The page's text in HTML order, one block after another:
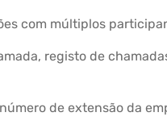
com múltiplos
registo de
de extensão da